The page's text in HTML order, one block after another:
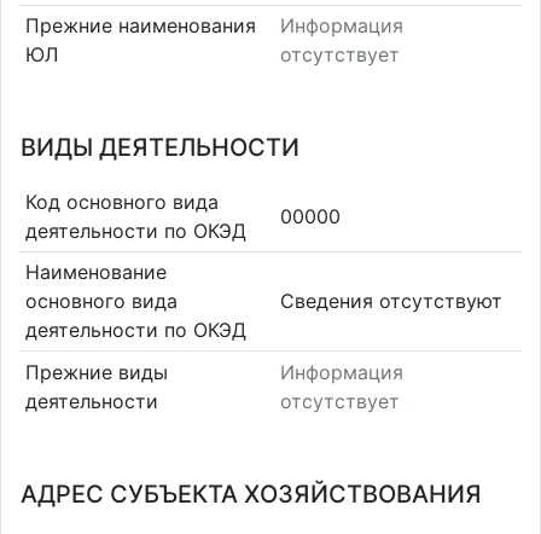
Прежние наименования
ЮЛ
Информация
отсутствует
ВИДЫ ДЕЯТЕЛЬНОСТИ
Код основного вида
деятельности по ОКЭД
00000
Наименование
основного вида
деятельности по ОКЭД
Cведения отсутствуют
Прежние виды
деятельности
Информация
отсутствует
АДРЕС СУБЪЕКТА ХОЗЯЙСТВОВАНИЯ